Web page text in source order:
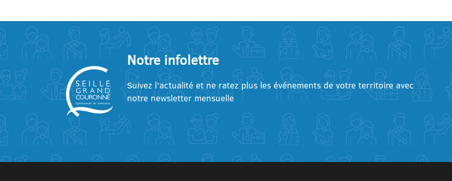
Notre infolettre
Suivez l’actualité et ne ratez plus les événements de votre territoire avec
notre newsletter mensuelle